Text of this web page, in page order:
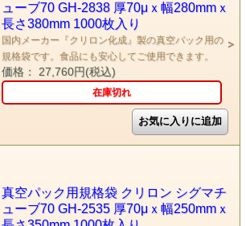
ューブ70 GH-2838 厚70μｘ幅280mmｘ
長さ380mm 1000枚入り
国内メーカー『クリロン化成』製の真空パック用の
規格袋です。食品にも安心してご使用できます。
価格： 27,760円(税込)
在庫切れ
真空パック用規格袋 クリロン シグマチ
ューブ70 GH-2535 厚70μｘ幅250mmｘ